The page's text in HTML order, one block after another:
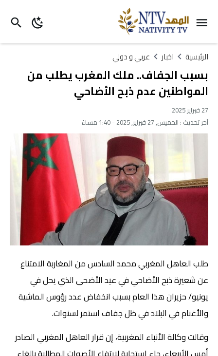
الرئيسية اخبار عربي و دولي
بسبب الجفاف.. ملك المغرب يطلب من
المواطنين عدم ذبح الأضاحي
27 فبراير 2025
آخر تحديث : الخميس, 27 فبراير, 2025 - 1:40 مساءً
طلب العاهل المغربي محمد السادس من المغاربة الامتناع
عن شعيرة ذبح الأضاحي في عيد الأضحى الذي يحل في
يونيو/ حزيران هذا العام بسبب انخفاض عدد رؤوس الماشية
والأغنام في البلاد في ظل جفاف استمر لسنوات.
وقالت وكالة الأنباء المغربية، إن قرار العاهل المغربي الصادر